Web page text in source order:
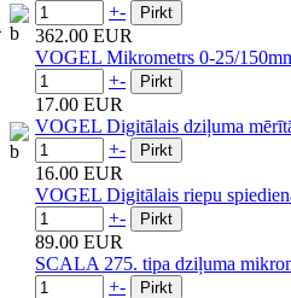
+-
362.00 EUR
VOGEL Mikrometrs 0-25/
+-
17.00 EUR
VOGEL Digitālais dziļuma
+-
16.00 EUR
VOGEL Digitālais riepu
+-
89.00 EUR
SCALA 275. tipa dziļuma
+-